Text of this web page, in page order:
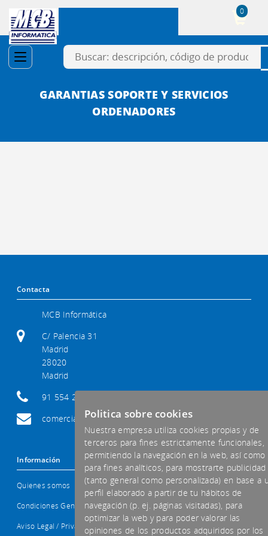
0
GARANTIAS SOPORTE Y SERVICIOS
ORDENADORES
Contacta
MCB Informática
C/ Palencia 31
Madrid
28020
Madrid
91 554 29 92
comercial@mcb-informatica.com
Información
Quienes somos
Condiciones Generales
Aviso Legal / Privacidad
Politica sobre cookies
Nuestra empresa utiliza cookies propias y de
terceros para fines estrictamente funcionales,
permitiendo la navegación en la web, así como
para fines analíticos, para mostrarte publicidad
(tanto general como personalizada) en base a
perfil elaborado a partir de tu hábitos de
navegación (p. ej. páginas visitadas), para
optimizar la web y para poder valorar las
opiniones de los productos adquiridos por los